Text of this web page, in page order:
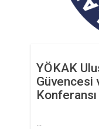
YÖKAK
Güvencesi
Konferansı
...